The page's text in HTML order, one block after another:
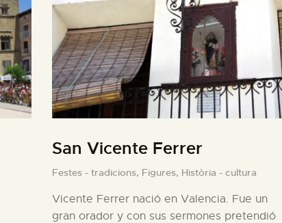
San Vicente Ferrer
Festes - tradicions, Figures, Història - cultura
Vicente Ferrer nació en Valencia. Fue un
gran orador y con sus sermones pretendió